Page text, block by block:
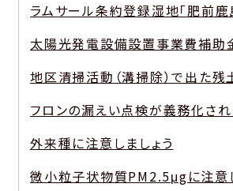
ラムサール条約登録湿地「肥前鹿
太陽光発電設備設置事業費補助
地区清掃活動（溝掃除）で出た残
フロンの漏えい点検が義務化され
外来種に注意しましょう
微小粒子状物質PM2.5μgに注意